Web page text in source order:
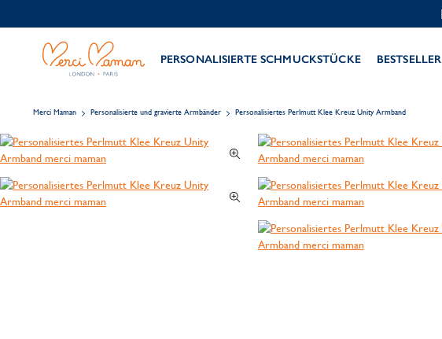
PERSONALISIERTE SCHMUCKSTÜCKE BESTSELLER
Merci Maman Personalisierte und gravierte Armbänder Personalisiertes Perlmutt Klee Kreuz Unity Armband